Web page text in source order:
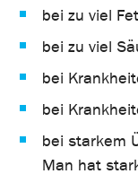
bei zu viel
bei zu viel
bei
bei
bei starkem
Man hat